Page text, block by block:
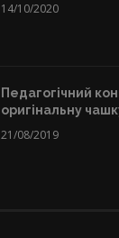
14/10/2020
Педагогічний
оригінальну
21/08/2019